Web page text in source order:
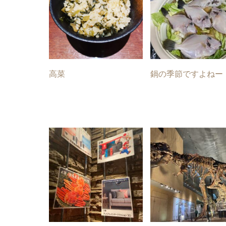
高菜 鍋の季節ですよねー